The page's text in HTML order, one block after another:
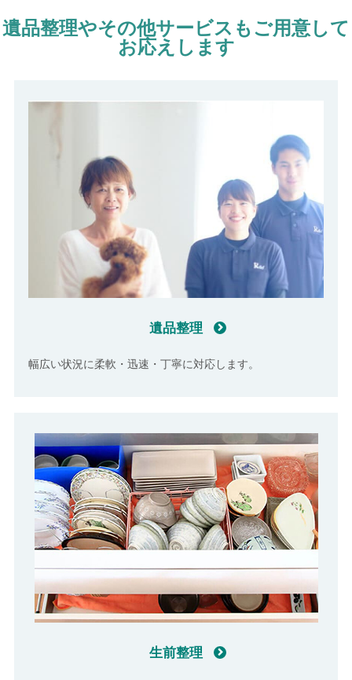
遺品整理やその他サービスもご用意して
お応えします
遺品整理
幅広い状況に柔軟・迅速・丁寧に対応します。
生前整理